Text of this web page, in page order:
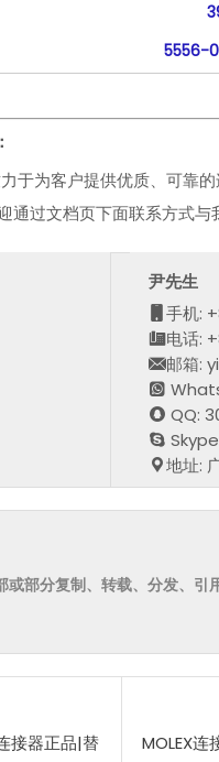
5556-
于为客户提供优质、可靠
过文档页下面联系方式与
尹先生
手机:
电话:
邮箱:
QQ:
地址:
部分复制、转载、分发、
接器正品|替
MOLEX